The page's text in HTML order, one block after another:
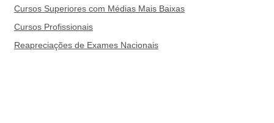
Cursos Superiores com Médias Mais Baixas
Cursos Profissionais
Reapreciações de Exames Nacionais